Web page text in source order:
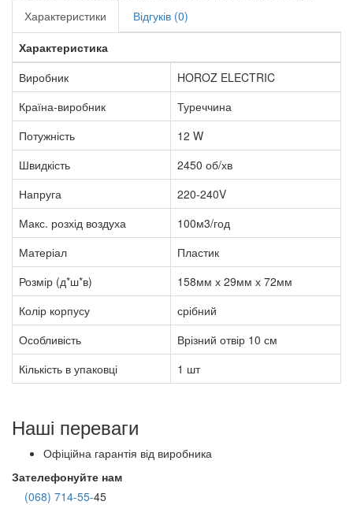
Характеристики
Відгуків (0)
Характеристика
Виробник
HOROZ ELECTRIC
Країна-виробник
Туреччина
Потужність
12 W
Швидкість
2450 об/хв
Напруга
220-240V
Макс. розхід воздуха
100м3/год
Матеріал
Пластик
Розмір (д*ш*в)
158мм х 29мм х 72мм
Колір корпусу
срібний
Особливість
Врізний отвір 10 см
Кількість в упаковці
1 шт
Наші переваги
Офіційна гарантія від виробника
Зателефонуйте нам
(068) 714-55-45